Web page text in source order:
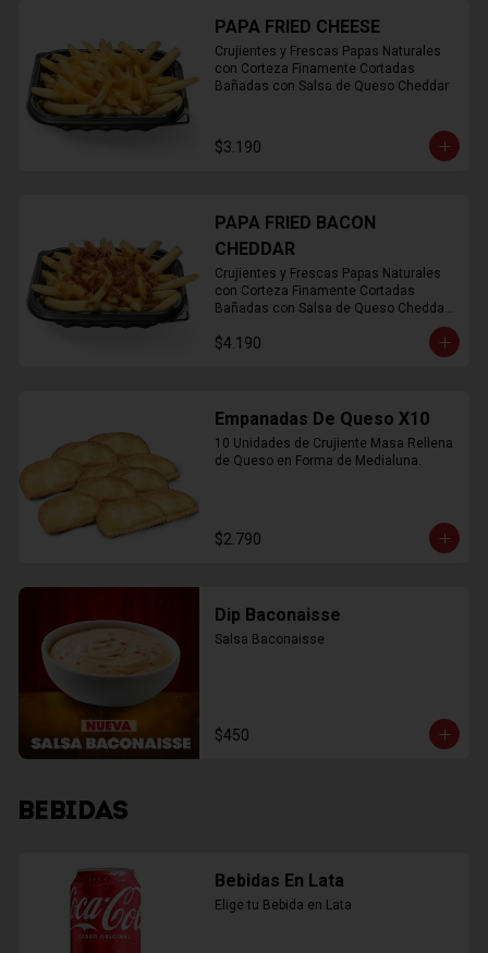
PAPA FRIED CHEESE
Crujientes y Frescas Papas Naturales
con Corteza Finamente Cortadas
Bañadas con Salsa de Queso Cheddar
$3.190
PAPA FRIED BACON
CHEDDAR
Crujientes y Frescas Papas Naturales
con Corteza Finamente Cortadas
Bañadas con Salsa de Queso Cheddar
$4.190
Empanadas De Queso X10
10 Unidades de Crujiente Masa Rellena
de Queso en Forma de Medialuna.
$2.790
Dip Baconaisse
Salsa Baconaisse
$450
BEBIDAS
Bebidas En Lata
Elige tu Bebida en Lata